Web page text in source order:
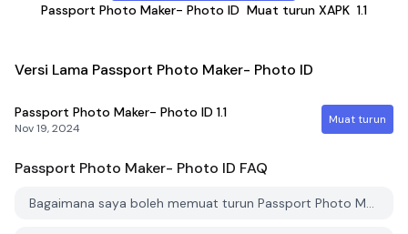
Passport Photo Maker- Photo ID Muat turun XAPK 1.1
Versi Lama Passport Photo Maker- Photo ID
Passport Photo Maker- Photo ID 1.1
Nov 19, 2024
Muat turun
Passport Photo Maker- Photo ID FAQ
Bagaimana saya boleh memuat turun Passport Photo Maker- Photo ID dari PGYER APK HUB?